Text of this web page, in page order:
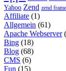
Yahoo Zend zend
Affiliate (1)
Allgemein (61)
Apache Webserver
Bing (18)
Blog (68)
CMS (6)
Fun (15)